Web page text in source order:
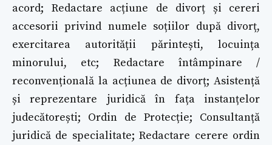
acord; Redactare acțiune de divorț și cereri
accesorii privind numele soțiilor după divorț,
exercitarea autorității părintești, locuința
minorului, etc; Redactare întâmpinare /
reconvențională la acțiunea de divorț; Asistență
și reprezentare juridică în fața instanțelor
judecătorești; Ordin de Protecție; Consultanță
juridică de specialitate; Redactare cerere ordin